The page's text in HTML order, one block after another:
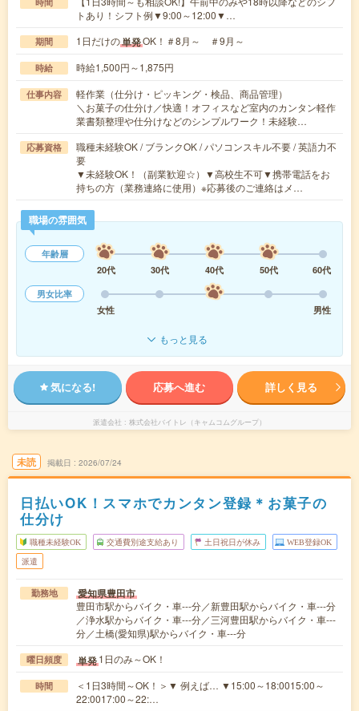
トあり！シフト例▼9:00～12:00▼…
期間 1日だけの単発OK！＃8月～ ＃9月～
時給 時給1,500円～1,875円
仕事内容
軽作業（仕分け・ピッキング・検品、商品管理）
＼お菓子の仕分け／快適！オフィスなど室内のカンタン軽作
業書類整理や仕分けなどのシンプルワーク！未経験…
応募資格
職種未経験OK / ブランクOK / パソコンスキル不要 / 英語力不
要
▼未経験OK！（副業歓迎☆）▼高校生不可▼携帯電話をお
持ちの方（業務連絡に使用）※応募後のご連絡はメ…
職場の雰囲気
年齢層
20代
30代 40代 50代
60代
男女比率
女性
男性
もっと見る
気になる! 応募へ進む 詳しく見る
派遣会社 株式会社バイトレ（キャムコムグループ）
未読 掲載日 2026/07/24
日払いOK！スマホでカンタン登録＊お菓子の
仕分け
職種未経験OK 交通費別途支給あり 土日祝日が休み WEB登録OK
派遣
勤務地 愛知県豊田市
豊田市駅からバイク・車---分／新豊田駅からバイク・車---分
／浄水駅からバイク・車---分／三河豊田駅からバイク・車---
分／土橋(愛知県)駅からバイク・車---分
曜日頻度 単発1日のみ～OK！
時間
＜1日3時間～OK！＞▼ 例えば… ▼15:00～18:0015:00～
22:0017:00～22:…